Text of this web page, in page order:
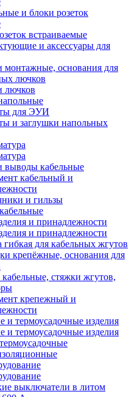
и блоки розеток
встраиваемые
и аксессуары для
монтажные, основания для
лючков
для ЭУИ
и заглушки напольных
выводы кабельные
кабельный и
и гильзы
и принадлежности
и принадлежности
гибкая для кабельных жгутов
крепёжные, основания для
стяжки жгутов,
крепежный и
и термоусадочные изделия
и термоусадочные изделия
выключатели в литом